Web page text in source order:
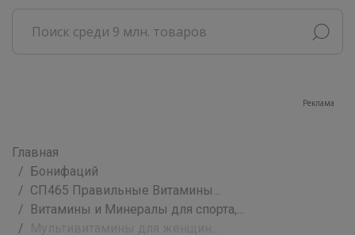
Реклама
Главная
Бонифаций
СП465 Правильные Витамины...
Витамины и Минералы для спорта,...